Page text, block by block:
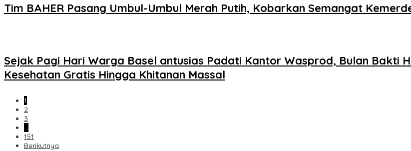
Tim BAHER Pasang Umbul-Umbul Merah Putih, Kobarkan Semangat
Sejak Pagi Hari Warga Basel antusias Padati Kantor Wasprod, Bulan Bakti
Kesehatan Gratis Hingga Khitanan Massal
1
2
3
…
151
Berikutnya